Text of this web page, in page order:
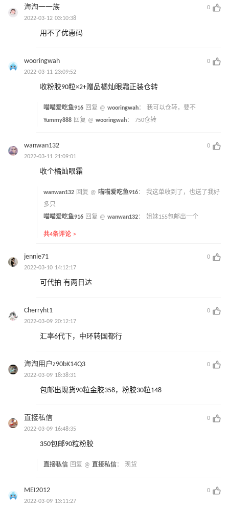
海淘一一族
0
2022-03-12 03:10:38
用不了优惠码
wooringwah
0
2022-03-11 23:09:52
收粉胶90粒×2+赠品橘灿眼霜正装仓转
喵喵爱吃鱼916 回复 @ wooringwah： 我可以仓转，要不
Yummy888 回复 @ wooringwah： 750仓转
wanwan132
0
2022-03-11 21:09:01
收个橘灿眼霜
wanwan132 回复 @ 喵喵爱吃鱼916： 我这单收到了，也送了我好
多只
喵喵爱吃鱼916 回复 @ wanwan132： 姐妹155包邮出一个
共4条评论 >
jennie71
0
2022-03-10 14:12:17
可代拍 有两日达
Cherryht1
0
2022-03-09 20:12:17
汇率6代下，中环转国都行
海淘用户z90bK14Q3
0
2022-03-09 18:38:31
包邮出现货90粒金胶358，粉胶30粒148
直接私信
0
2022-03-09 16:48:35
350包邮90粒粉胶
直接私信 回复 @ 直接私信 ： 现货
MEI2012
0
2022-03-09 13:11:27